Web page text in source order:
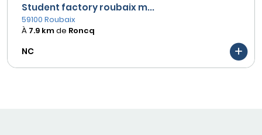
Student factory roubaix m...
59100 Roubaix
À 7.9 kmde Roncq
NC